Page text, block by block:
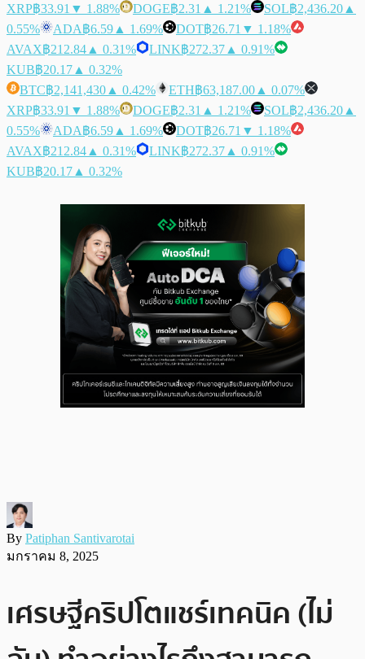
XRP฿33.91 ▼ 1.88% DOGE฿2.31 ▲ 1.21% SOL฿2,436.20 ▲
0.55%
ADA฿6.59 ▲ 1.69% DOT฿26.71 ▼ 1.18%
AVAX฿212.84 ▲ 0.31% LINK฿272.37 ▲ 0.91%
KUB฿20.17 ▲ 0.32%
BTC฿2,141,430 ▲ 0.42% ETH฿63,187.00 ▲ 0.07%
XRP฿33.91 ▼ 1.88% DOGE฿2.31 ▲ 1.21% SOL฿2,436.20 ▲
0.55%
ADA฿6.59 ▲ 1.69% DOT฿26.71 ▼ 1.18%
AVAX฿212.84 ▲ 0.31% LINK฿272.37 ▲ 0.91%
KUB฿20.17 ▲ 0.32%
By Patiphan Santivarotai
มกราคม 8, 2025
เศรษฐีคริปโตแชร์เทคนิค (ไม่